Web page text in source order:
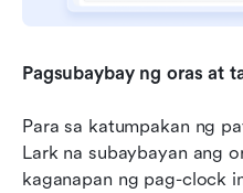
Pagsubaybay ng oras at
Para sa katumpakan ng
Lark na subaybayan ang
kaganapan ng pag-clock